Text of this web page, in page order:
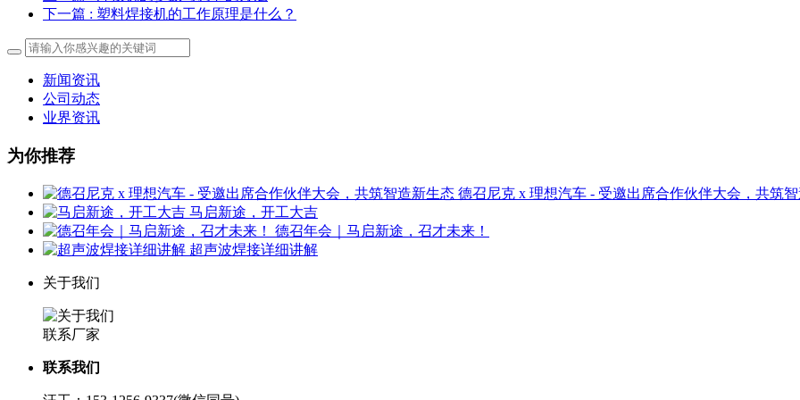
下一篇 : 塑料焊接机的工作原理是什么？
新闻资讯
公司动态
业界资讯
为你推荐
德召尼克 x 理想汽车 - 受邀出席合作伙伴大会，共筑
马启新途，开工大吉
德召年会｜马启新途，召才未来！
超声波焊接详细讲解
关于我们
联系厂家
联系我们